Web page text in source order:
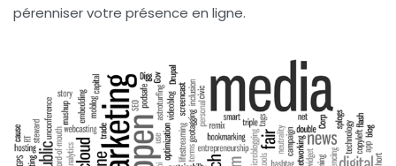
pérenniser votre présence en ligne.